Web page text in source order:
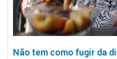
Não tem como fugir da